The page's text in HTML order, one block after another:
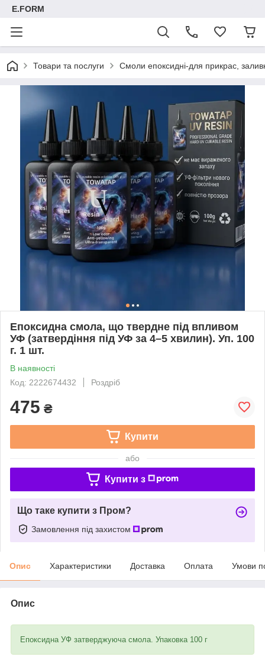
E.FORM
Товари та послуги Смоли епоксидні-для прикрас,
Епоксидна смола, що твердне під впливом
УФ (затвердіння під УФ за 4–5 хвилин). Уп. 100
г. 1 шт.
В наявності
Код: 2222674432
Роздріб
475 ₴
Купити
або
Купити з
Що таке купити з Пром?
Замовлення під захистом
Опис Характеристики Доставка Оплата Умови
Опис
Епоксидна УФ затверджуюча смола. Упаковка 100 г